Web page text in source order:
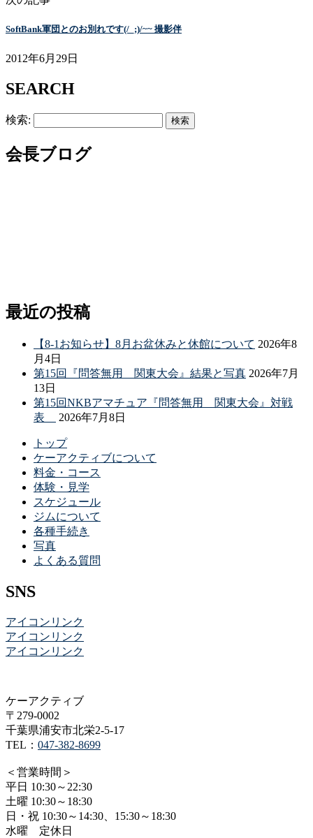
SoftBank軍団とのお別れです(/_;)/~~ 撮影伴
2012年6月29日
SEARCH
検索:
会長ブログ
最近の投稿
【8-1お知らせ】8月お盆休みと休館について 2026年8
月4日
第15回『問答無用 関東大会』結果と写真 2026年7月
13日
第15回NKBアマチュア『問答無用 関東大会』対戦
表
2026年7月8日
トップ
ケーアクティブについて
料金・コース
体験・見学
スケジュール
ジムについて
各種手続き
写真
よくある質問
SNS
アイコンリンク
アイコンリンク
アイコンリンク
ケーアクティブ
〒279-0002
千葉県浦安市北栄2-5-17
TEL： 047-382-8699
＜営業時間＞
平日 10:30～22:30
土曜 10:30～18:30
日・祝 10:30～14:30、15:30～18:30
水曜 定休日